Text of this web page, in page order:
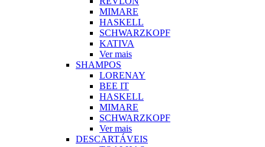
MIMARE
HASKELL
SCHWARZKOPF
KATIVA
Ver mais
SHAMPOS
LORENAY
BEE IT
HASKELL
MIMARE
SCHWARZKOPF
Ver mais
DESCARTÁVEIS